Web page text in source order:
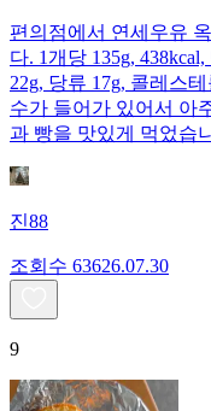
편의점에서 연세우유
다. 1개당 135g,
22g, 당류 17g, 콜레스
수가 들어가 있어서 아
과 빵을 맛있게 먹었습
진88
조회수 63626.07.30
9